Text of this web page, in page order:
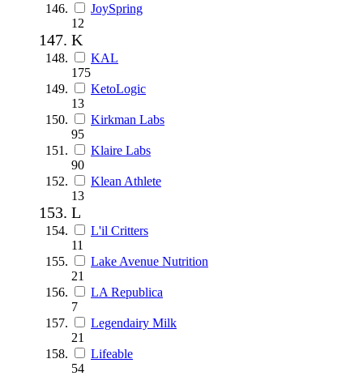
JoySpring
12
K
KAL
175
KetoLogic
13
Kirkman Labs
95
Klaire Labs
90
Klean Athlete
13
L
L'il Critters
11
Lake Avenue Nutrition
21
LA Republica
7
Legendairy Milk
21
Lifeable
54